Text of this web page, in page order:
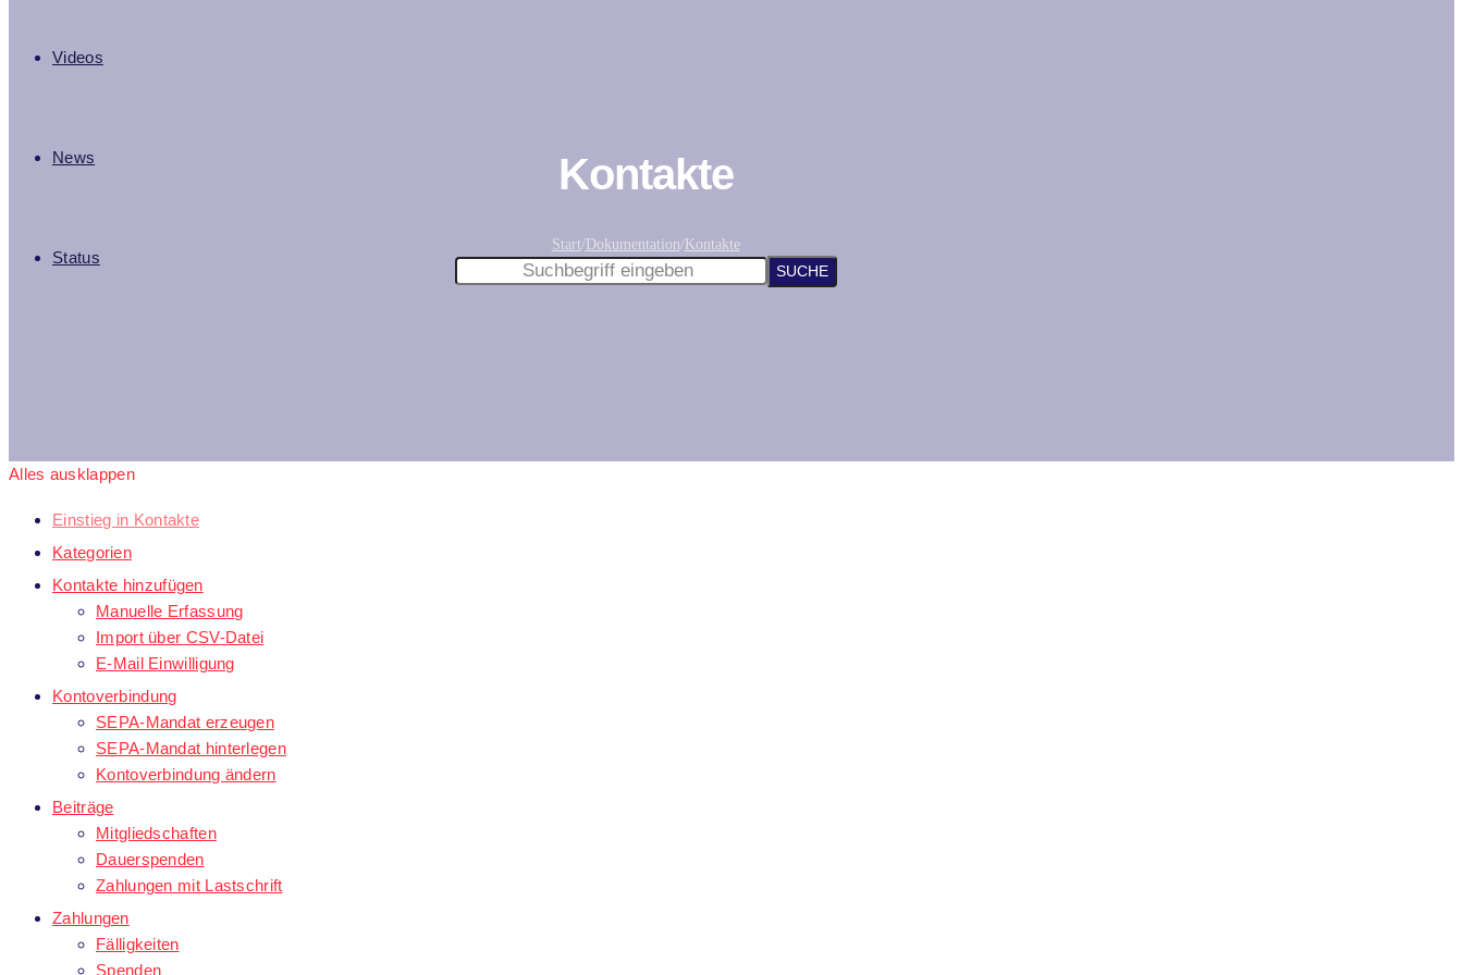
Videos
News
Status
Kontakte
Start/Dokumentation/Kontakte
Alles ausklappen
Einstieg in Kontakte
Kategorien
Kontakte hinzufügen
Manuelle Erfassung
Import über CSV-Datei
E-Mail Einwilligung
Kontoverbindung
SEPA-Mandat erzeugen
SEPA-Mandat hinterlegen
Kontoverbindung ändern
Beiträge
Mitgliedschaften
Dauerspenden
Zahlungen mit Lastschrift
Zahlungen
Fälligkeiten
Spenden